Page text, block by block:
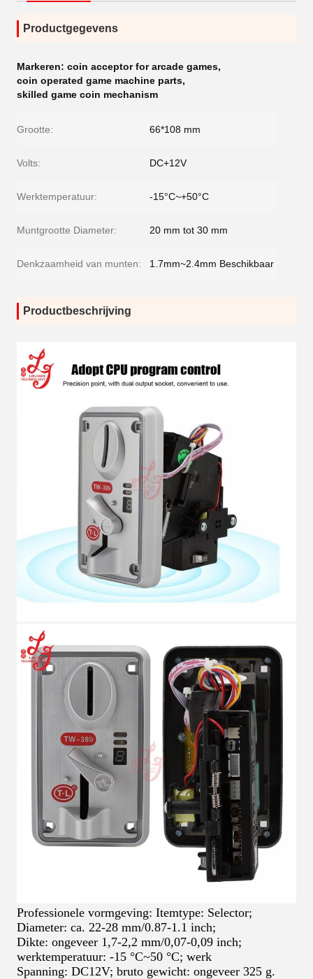
Productgegevens
Markeren: coin acceptor for arcade games,
coin operated game machine parts,
skilled game coin mechanism
Grootte: 66*108 mm
Volts: DC+12V
Werktemperatuur: -15°C~+50°C
Muntgrootte Diameter: 20 mm tot 30 mm
Denkzaamheid van munten: 1.7mm~2.4mm Beschikbaar
Productbeschrijving
Professionele vormgeving: Itemtype: Selector;
Diameter: ca. 22-28 mm/0.87-1.1 inch;
Dikte: ongeveer 1,7-2,2 mm/0,07-0,09 inch;
werktemperatuur: -15 °C~50 °C; werk
Spanning: DC12V; bruto gewicht: ongeveer 325 g.